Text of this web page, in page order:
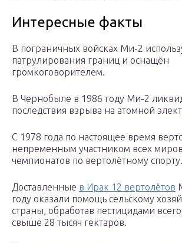
Интересные факты
В пограничных войсках Ми-2
патрулирования границ и оснащён
громкоговорителем.
В Чернобыле в 1986 году Ми-2
последствия взрыва на атомной
С 1978 года по настоящее время
непременным участником всех
чемпионатов по вертолётному спорту.
Доставленные в Ирак 12 вертолётов
году оказали помощь сельскому
страны, обработав пестицидами
свыше 28 тысяч гектаров.